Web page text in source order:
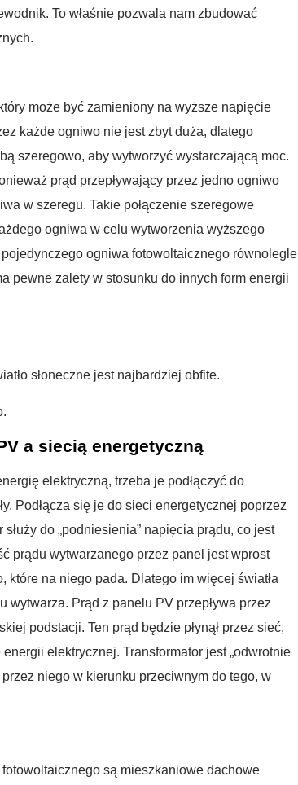
To właśnie pozwala nam zbudować
może być zamieniony na wyższe napięcie
każde ogniwo nie jest zbyt duża, dlatego
szeregowo, aby wytworzyć wystarczającą moc.
prąd przepływający przez jedno ogniwo
w szeregu. Takie połączenie szeregowe
ogniwa w celu wytworzenia wyższego
ogniwa fotowoltaicznego równolegle
pewne zalety w stosunku do innych form energii
słoneczne jest najbardziej obfite.
a siecią energetyczną
elektryczną, trzeba je podłączyć do
Podłącza się je do sieci energetycznej poprzez
do „podniesienia” napięcia prądu, co jest
prądu wytwarzanego przez panel jest wprost
które na niego pada. Dlatego im więcej światła
wytwarza. Prąd z panelu PV przepływa przez
podstacji. Ten prąd będzie płynął przez sieć,
elektrycznej. Transformator jest „odwrotnie
przez niego w kierunku przeciwnym do tego, w
są mieszkaniowe dachowe